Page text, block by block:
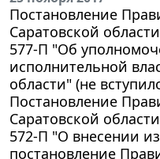
Постановление
Саратовской
577-П "Об
исполнительной
области" (не
Постановление
Саратовской
572-П "О внесении
постановление